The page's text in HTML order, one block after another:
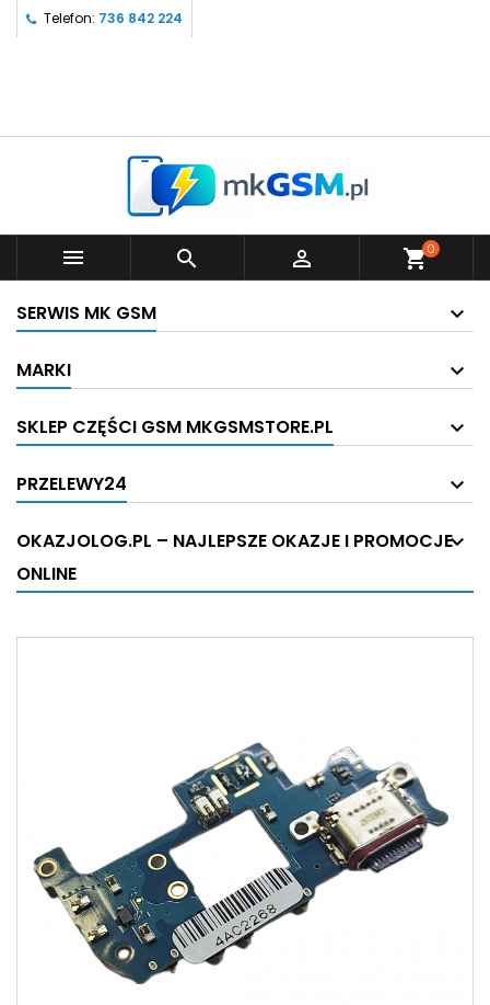
Telefon: 736 842 224
   shopping_cart0
SERWIS MK GSM
MARKI
SKLEP CZĘŚCI GSM MKGSMSTORE.PL
PRZELEWY24
OKAZJOLOG.PL – NAJLEPSZE OKAZJE I PROMOCJE
ONLINE